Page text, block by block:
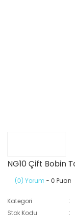
NG10 Çift Bobin
(0) Yorum - 0 Puan
Kategori
Stok Kodu